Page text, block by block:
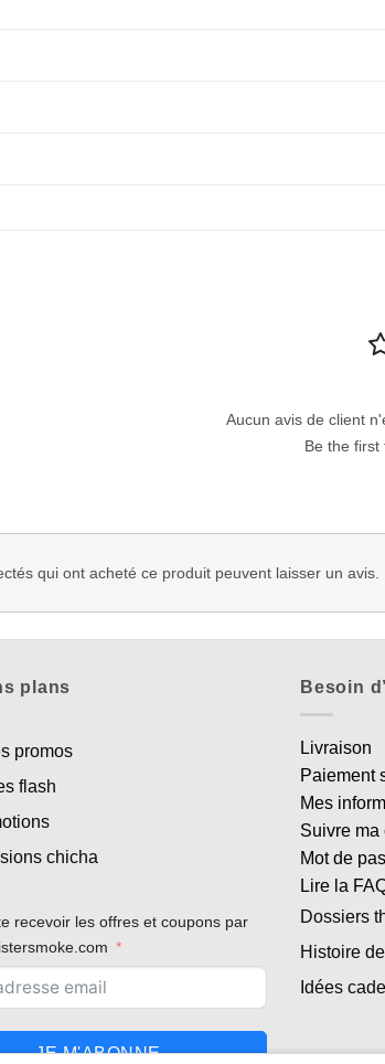
Aucun avis de client
Be the first
qui ont acheté ce produit peuvent laisser un avis.
plans
promos
flash
chicha
recevoir les offres et coupons par
JE M'ABONNE
Besoin
Livraison
Paiement
Mes
Suivre ma
Mot de
Lire la
Dossiers
Histoire
Idées